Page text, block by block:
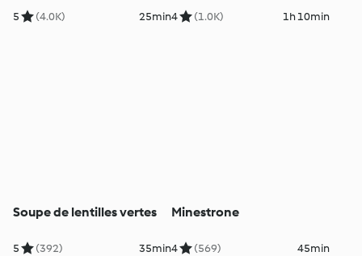
5 (4.0K) 25min4 (1.0K) 1h 10min
Soupe de lentilles vertes
5 (392) 35min
Minestrone
4 (569) 45min